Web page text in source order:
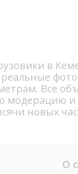
в
Все
модерацию
новых
О